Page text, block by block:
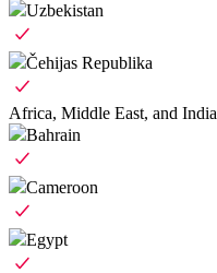
Uzbekistan
Čehijas Republika
Africa, Middle East, and India
Bahrain
Cameroon
Egypt